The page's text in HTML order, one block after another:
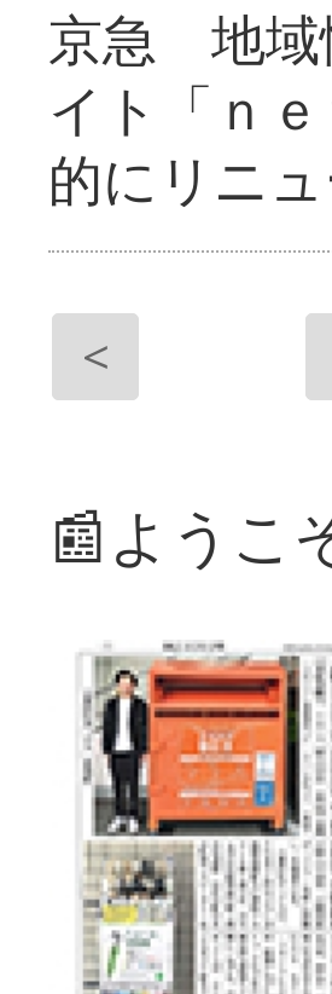
京急 地域
イト「ｎ
的にリニ
<
📰ようこ